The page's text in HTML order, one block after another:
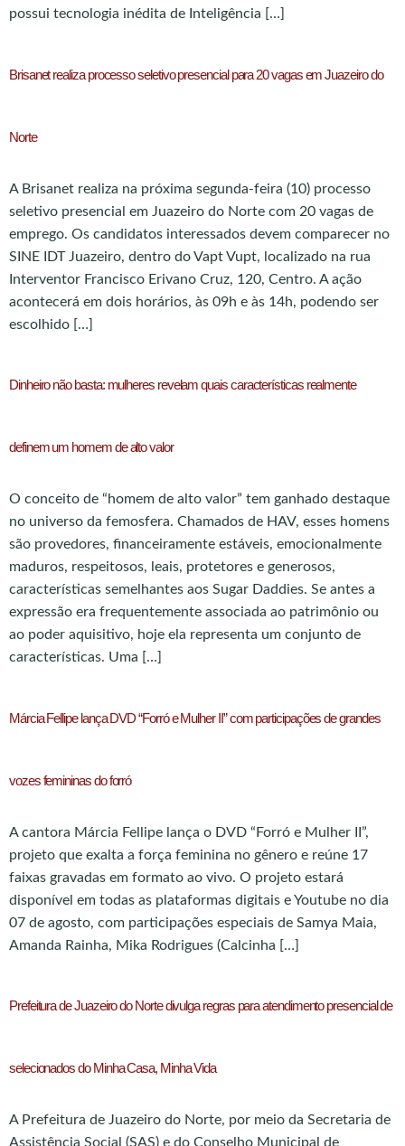
possui tecnologia inédita de Inteligência […]
Brisanet realiza processo seletivo presencial para 20 vagas em Juazeiro do
Norte
A Brisanet realiza na próxima segunda-feira (10) processo
seletivo presencial em Juazeiro do Norte com 20 vagas de
emprego. Os candidatos interessados devem comparecer no
SINE IDT Juazeiro, dentro do Vapt Vupt, localizado na rua
Interventor Francisco Erivano Cruz, 120, Centro. A ação
acontecerá em dois horários, às 09h e às 14h, podendo ser
escolhido […]
Dinheiro não basta: mulheres revelam quais características realmente
definem um homem de alto valor
O conceito de “homem de alto valor” tem ganhado destaque
no universo da femosfera. Chamados de HAV, esses homens
são provedores, financeiramente estáveis, emocionalmente
maduros, respeitosos, leais, protetores e generosos,
características semelhantes aos Sugar Daddies. Se antes a
expressão era frequentemente associada ao patrimônio ou
ao poder aquisitivo, hoje ela representa um conjunto de
características. Uma […]
Márcia Fellipe lança DVD “Forró e Mulher II” com participações de grandes
vozes femininas do forró
A cantora Márcia Fellipe lança o DVD “Forró e Mulher II”,
projeto que exalta a força feminina no gênero e reúne 17
faixas gravadas em formato ao vivo. O projeto estará
disponível em todas as plataformas digitais e Youtube no dia
07 de agosto, com participações especiais de Samya Maia,
Amanda Rainha, Mika Rodrigues (Calcinha […]
Prefeitura de Juazeiro do Norte divulga regras para atendimento presencial de
selecionados do Minha Casa, Minha Vida
A Prefeitura de Juazeiro do Norte, por meio da Secretaria de
Assistência Social (SAS) e do Conselho Municipal de